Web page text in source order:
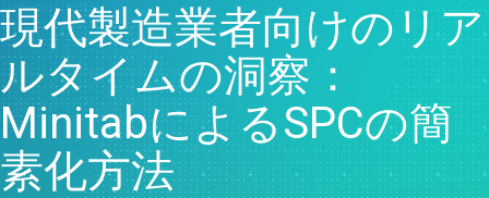
現代製造業者向けのリア
ルタイムの洞察：
MinitabによるSPCの簡
素化方法